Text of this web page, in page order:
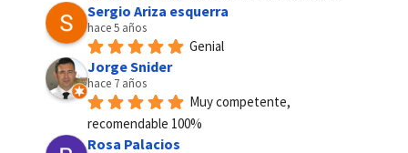
Sergio Ariza esquerra
hace 5 años
Genial
Jorge Snider
hace 7 años
Muy competente,
recomendable 100%
Rosa Palacios